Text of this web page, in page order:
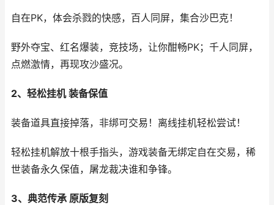
自在PK，体会杀戮的快感，百人同屏，集合沙巴克！
野外夺宝、红名爆装，竞技场，让你酣畅PK；千人同屏，
点燃激情，再现攻沙盛况。
2、轻松挂机 装备保值
装备道具直接掉落，非绑可交易！离线挂机轻松尝试！
轻松挂机解放十根手指头，游戏装备无绑定自在交易，稀
世装备永久保值，屠龙裁决谁和争锋。
3、典范传承 原版复刻